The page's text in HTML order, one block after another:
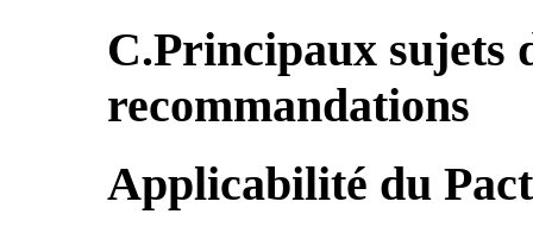
C.Principaux sujets
recommandations
Applicabilité du